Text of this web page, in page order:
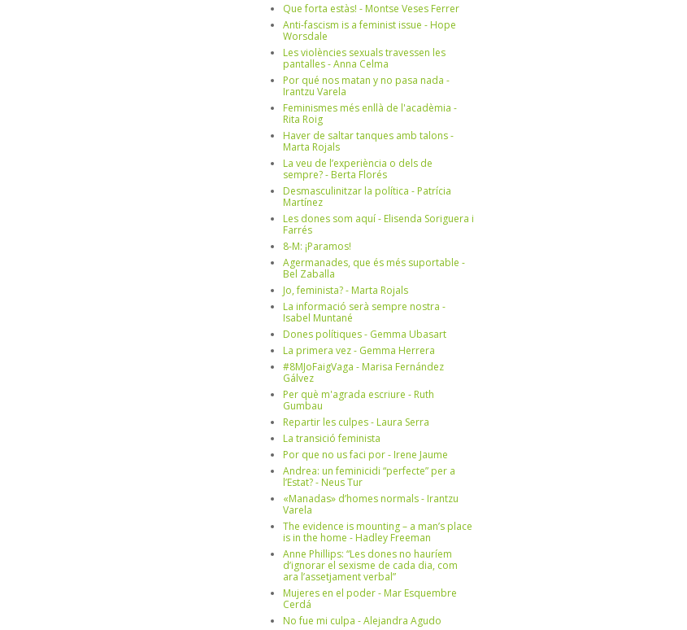
Que forta estàs! - Montse Veses Ferrer
Anti-fascism is a feminist issue - Hope
Worsdale
Les violències sexuals travessen les
pantalles - Anna Celma
Por qué nos matan y no pasa nada -
Irantzu Varela
Feminismes més enllà de l'acadèmia -
Rita Roig
Haver de saltar tanques amb talons -
Marta Rojals
La veu de l’experiència o dels de
sempre? - Berta Florés
Desmasculinitzar la política - Patrícia
Martínez
Les dones som aquí - Elisenda Soriguera i
Farrés
8-M: ¡Paramos!
Agermanades, que és més suportable -
Bel Zaballa
Jo, feminista? - Marta Rojals
La informació serà sempre nostra -
Isabel Muntané
Dones polítiques - Gemma Ubasart
La primera vez - Gemma Herrera
#8MJoFaigVaga - Marisa Fernández
Gálvez
Per què m'agrada escriure - Ruth
Gumbau
Repartir les culpes - Laura Serra
La transició feminista
Por que no us faci por - Irene Jaume
Andrea: un feminicidi “perfecte” per a
l’Estat? - Neus Tur
«Manadas» d’homes normals - Irantzu
Varela
The evidence is mounting – a man’s place
is in the home - Hadley Freeman
Anne Phillips: “Les dones no hauríem
d’ignorar el sexisme de cada dia, com
ara l’assetjament verbal”
Mujeres en el poder - Mar Esquembre
Cerdá
No fue mi culpa - Alejandra Agudo